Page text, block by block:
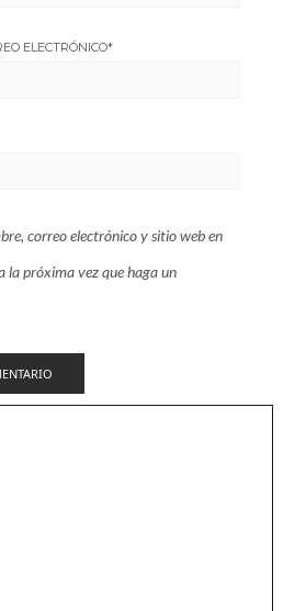
ELECTRÓNICO*
correo electrónico y sitio web en
la próxima vez que haga un